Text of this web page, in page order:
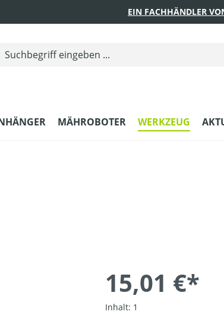
EIN FACHHÄNDLER
MÄHROBOTER WERKZEUG
15,01 €*
Inhalt: 1